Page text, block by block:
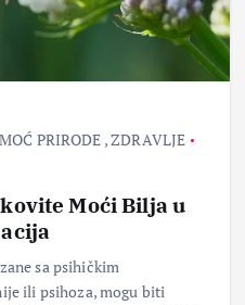
MOĆ PRIRODE ,ZDRAVLJE
Moći Bilja u
sa psihičkim
ili psihoza, mogu biti